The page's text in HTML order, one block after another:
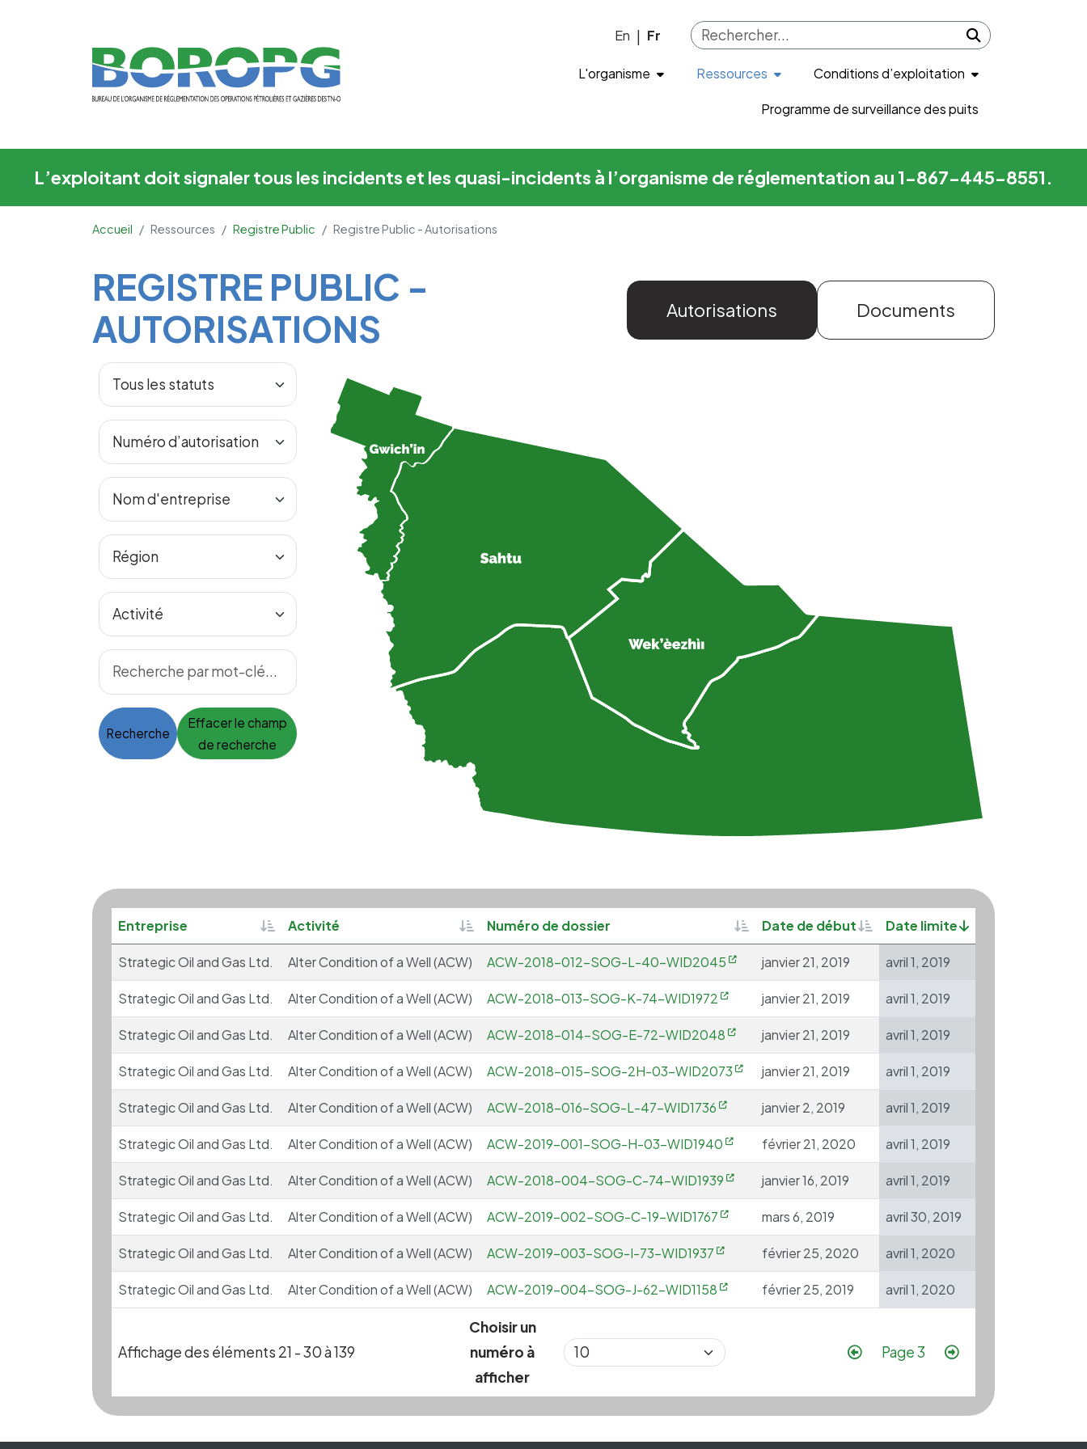
En Fr
Submit search
L'organisme Ressources Conditions d’exploitation
Programme de surveillance des puits
L’exploitant doit signaler tous les incidents et les quasi-incidents à l’organisme de réglementation au 1-867-445-8551.
Accueil Ressources Registre Public Registre Public - Autorisations
Main Content
REGISTRE PUBLIC -
AUTORISATIONS
Autorisations Documents
Recherche
Effacer le champ
de recherche
Entreprise Sortable
Activité SortableNuméro de dossier SortableDate de débutSortableDate limiteSort descending
Strategic Oil and Gas Ltd. Alter Condition of a Well (ACW) ACW-2018-012-SOG-L-40-WID2045 janvier 21, 2019 avril 1, 2019
Strategic Oil and Gas Ltd. Alter Condition of a Well (ACW) ACW-2018-013-SOG-K-74-WID1972 janvier 21, 2019 avril 1, 2019
Strategic Oil and Gas Ltd. Alter Condition of a Well (ACW) ACW-2018-014-SOG-E-72-WID2048 janvier 21, 2019 avril 1, 2019
Strategic Oil and Gas Ltd. Alter Condition of a Well (ACW) ACW-2018-015-SOG-2H-03-WID2073 janvier 21, 2019 avril 1, 2019
Strategic Oil and Gas Ltd. Alter Condition of a Well (ACW) ACW-2018-016-SOG-L-47-WID1736 janvier 2, 2019 avril 1, 2019
Strategic Oil and Gas Ltd. Alter Condition of a Well (ACW) ACW-2019-001-SOG-H-03-WID1940 février 21, 2020 avril 1, 2019
Strategic Oil and Gas Ltd. Alter Condition of a Well (ACW) ACW-2018-004-SOG-C-74-WID1939 janvier 16, 2019 avril 1, 2019
Strategic Oil and Gas Ltd. Alter Condition of a Well (ACW) ACW-2019-002-SOG-C-19-WID1767 mars 6, 2019 avril 30, 2019
Strategic Oil and Gas Ltd. Alter Condition of a Well (ACW) ACW-2019-003-SOG-I-73-WID1937 février 25, 2020 avril 1, 2020
Strategic Oil and Gas Ltd. Alter Condition of a Well (ACW) ACW-2019-004-SOG-J-62-WID1158 février 25, 2019 avril 1, 2020
Affichage des éléments 21 - 30 à 139
Choisir un
numéro à
afficher
Pagination
Page précédente
Page 3 Page suivante